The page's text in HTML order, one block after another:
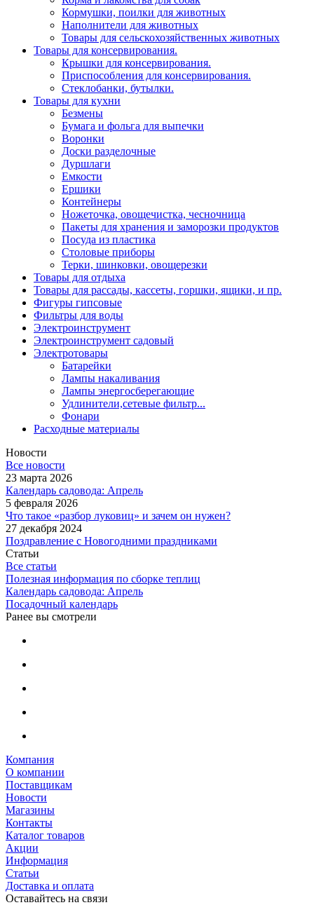
Кормушки, поилки для животных
Наполнители для животных
Товары для сельскохозяйственных животных
Товары для консервирования.
Крышки для консервирования.
Приспособления для консервирования.
Стеклобанки, бутылки.
Товары для кухни
Безмены
Бумага и фольга для выпечки
Воронки
Доски разделочные
Дуршлаги
Емкости
Ершики
Контейнеры
Ножеточка, овощечистка, чесночница
Пакеты для хранения и заморозки продуктов
Посуда из пластика
Столовые приборы
Терки, шинковки, овощерезки
Товары для отдыха
Товары для рассады, кассеты, горшки, ящики, и пр.
Фигуры гипсовые
Фильтры для воды
Электроинструмент
Электроинструмент садовый
Электротовары
Батарейки
Лампы накаливания
Лампы энергосберегающие
Удлинители,сетевые фильтр...
Фонари
Расходные материалы
Новости
Все новости
23 марта 2026
Календарь садовода: Апрель
5 февраля 2026
Что такое «разбор луковиц» и зачем он нужен?
27 декабря 2024
Поздравление с Новогодними праздниками
Статьи
Все статьи
Полезная информация по сборке теплиц
Календарь садовода: Апрель
Посадочный календарь
Ранее вы смотрели
Компания
О компании
Поставщикам
Новости
Магазины
Контакты
Каталог товаров
Акции
Информация
Статьи
Доставка и оплата
Оставайтесь на связи